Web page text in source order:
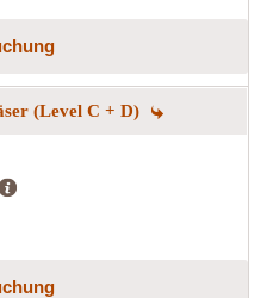
(Level C + D)